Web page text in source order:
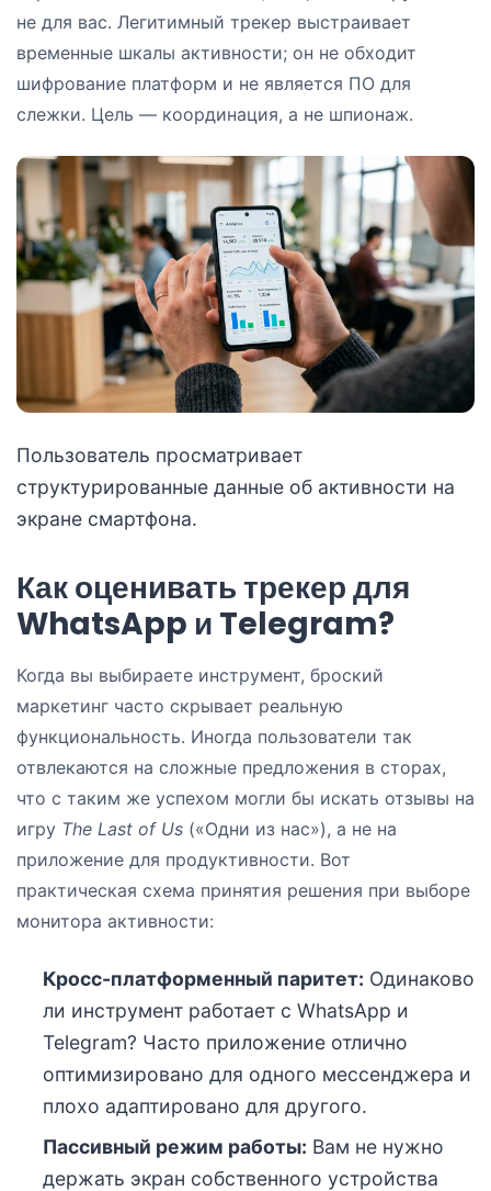
не для вас. Легитимный трекер выстраивает
временные шкалы активности; он не обходит
шифрование платформ и не является ПО для
слежки. Цель — координация, а не шпионаж.
Пользователь просматривает
структурированные данные об активности на
экране смартфона.
Как оценивать трекер для
WhatsApp и Telegram?
Когда вы выбираете инструмент, броский
маркетинг часто скрывает реальную
функциональность. Иногда пользователи так
отвлекаются на сложные предложения в сторах,
что с таким же успехом могли бы искать отзывы на
игру The Last of Us («Одни из нас»), а не на
приложение для продуктивности. Вот
практическая схема принятия решения при выборе
монитора активности:
Кросс-платформенный паритет: Одинаково
ли инструмент работает с WhatsApp и
Telegram? Часто приложение отлично
оптимизировано для одного мессенджера и
плохо адаптировано для другого.
Пассивный режим работы: Вам не нужно
держать экран собственного устройства